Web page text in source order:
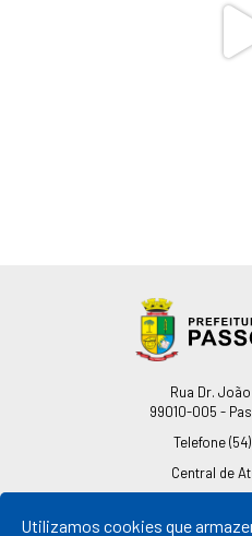
Utilizamos cookies que
Endereço
Rua Dr.
99010-005 -
Telefone
Central de
0800